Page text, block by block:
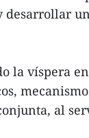
la víspera
al